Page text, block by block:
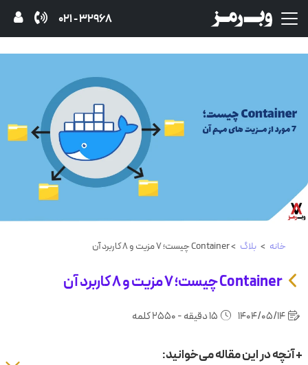
32968 - 021
خانه > بلاگ > Container چیست؛ ۷ مزیت و ۸ کاربرد آن
Container چیست؛ ۷ مزیت و ۸ کاربرد آن
+ آنچه در این مقاله می‌خوانید: